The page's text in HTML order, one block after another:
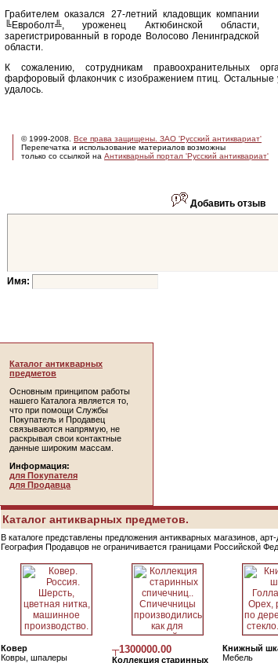
Грабителем оказался 27-летний кладовщик компании
╚Евроболт╩, уроженец Актюбинской области,
зарегистрированный в городе Волосово Ленинградской
области.
К сожалению, сотрудникам правоохранительных
фарфоровый флакончик с изображением птиц. Остальные
удалось.
© 1999-2008. Все права защищены. ЗАО 'Русский антиквариат'
Перепечатка и использование материалов возможны
только со ссылкой на Антикварный портал 'Русский антиквариат'
Добавить отзыв
Имя:
Каталог антикварных
предметов
Основным принципом работы
нашего Каталога является то,
что при помощи Службы
Покупатель и Продавец
связываются напрямую, не
раскрывая свои контактные
данные широким массам.
Информация:
для Покупателя
для Продавца
Каталог антикварных предметов.
В каталоге представлены предложения антикварных магазинов,
География Продавцов не ограничивается границами Российской
Ковер
Ковры, шпалеры
┬1300000.00
Коллекция старинных
Книжный
Мебель